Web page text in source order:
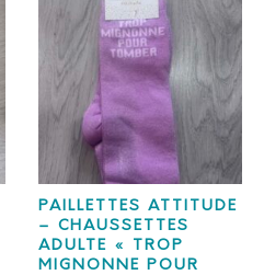
PAILLETTES ATTITUDE
– CHAUSSETTES
ADULTE « TROP
MIGNONNE POUR